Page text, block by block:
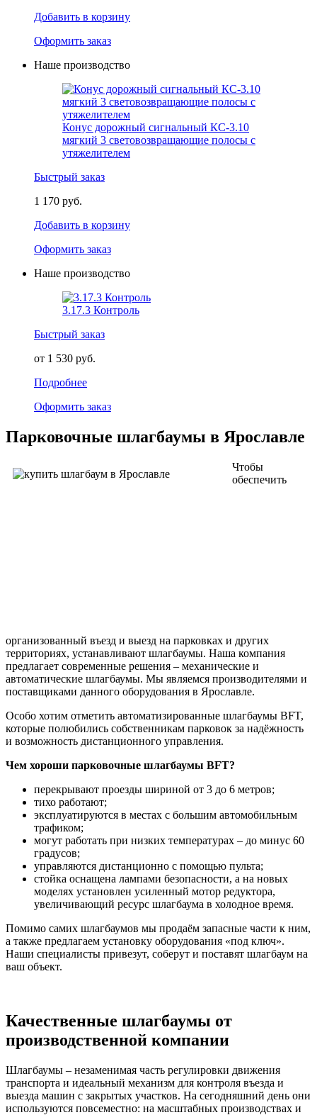
Добавить в корзину
Оформить заказ
Наше производство
Конус дорожный сигнальный КС-3.10
мягкий 3 световозвращающие полосы с
утяжелителем
Быстрый заказ
1 170 руб.
Добавить в корзину
Оформить заказ
Наше производство
3.17.3 Контроль
Быстрый заказ
от 1 530 руб.
Подробнее
Оформить заказ
Парковочные шлагбаумы в Ярославле
Чтобы
обеспечить
организованный въезд и выезд на парковках и других
территориях, устанавливают шлагбаумы. Наша компания
предлагает современные решения – механические и
автоматические шлагбаумы. Мы являемся производителями и
поставщиками данного оборудования в Ярославле.
Особо хотим отметить автоматизированные шлагбаумы BFT,
которые полюбились собственникам парковок за надёжность
и возможность дистанционного управления.
Чем хороши парковочные шлагбаумы BFT?
перекрывают проезды шириной от 3 до 6 метров;
тихо работают;
эксплуатируются в местах с большим автомобильным
трафиком;
могут работать при низких температурах – до минус 60
градусов;
управляются дистанционно с помощью пульта;
стойка оснащена лампами безопасности, а на новых
моделях установлен усиленный мотор редуктора,
увеличивающий ресурс шлагбаума в холодное время.
Помимо самих шлагбаумов мы продаём запасные части к ним,
а также предлагаем установку оборудования «под ключ».
Наши специалисты привезут, соберут и поставят шлагбаум на
ваш объект.
Качественные шлагбаумы от
производственной компании
Шлагбаумы – незаменимая часть регулировки движения
транспорта и идеальный механизм для контроля въезда и
выезда машин с закрытых участков. На сегодняшний день они
используются повсеместно: на масштабных производствах и